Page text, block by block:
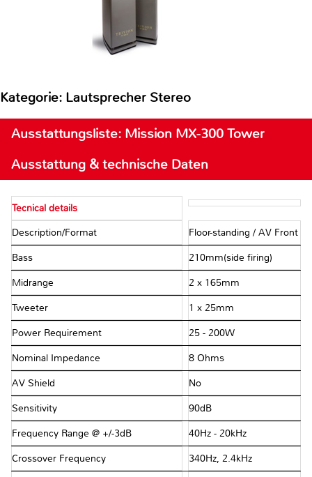
Kategorie: Lautsprecher Stereo
Ausstattungsliste: Mission MX-300 Tower
Ausstattung & technische Daten
Tecnical details
Description/Format Floor-standing / AV Front
Bass 210mm(side firing)
Midrange 2 x 165mm
Tweeter 1 x 25mm
Power Requirement 25 - 200W
Nominal Impedance 8 Ohms
AV Shield No
Sensitivity 90dB
Frequency Range @ +/-3dB 40Hz - 20kHz
Crossover Frequency 340Hz, 2.4kHz